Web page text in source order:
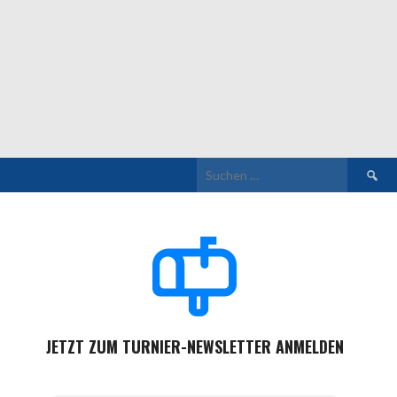
Suchen
nach:
JETZT ZUM TURNIER-NEWSLETTER ANMELDEN